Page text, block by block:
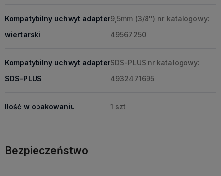
Kompatybilny uchwyt adapter
wiertarski
9,5mm (3/8'') nr katalogowy:
49567250
Kompatybilny uchwyt adapter
SDS-PLUS
SDS-PLUS nr katalogowy:
4932471695
Ilość w opakowaniu 1 szt
Bezpieczeństwo